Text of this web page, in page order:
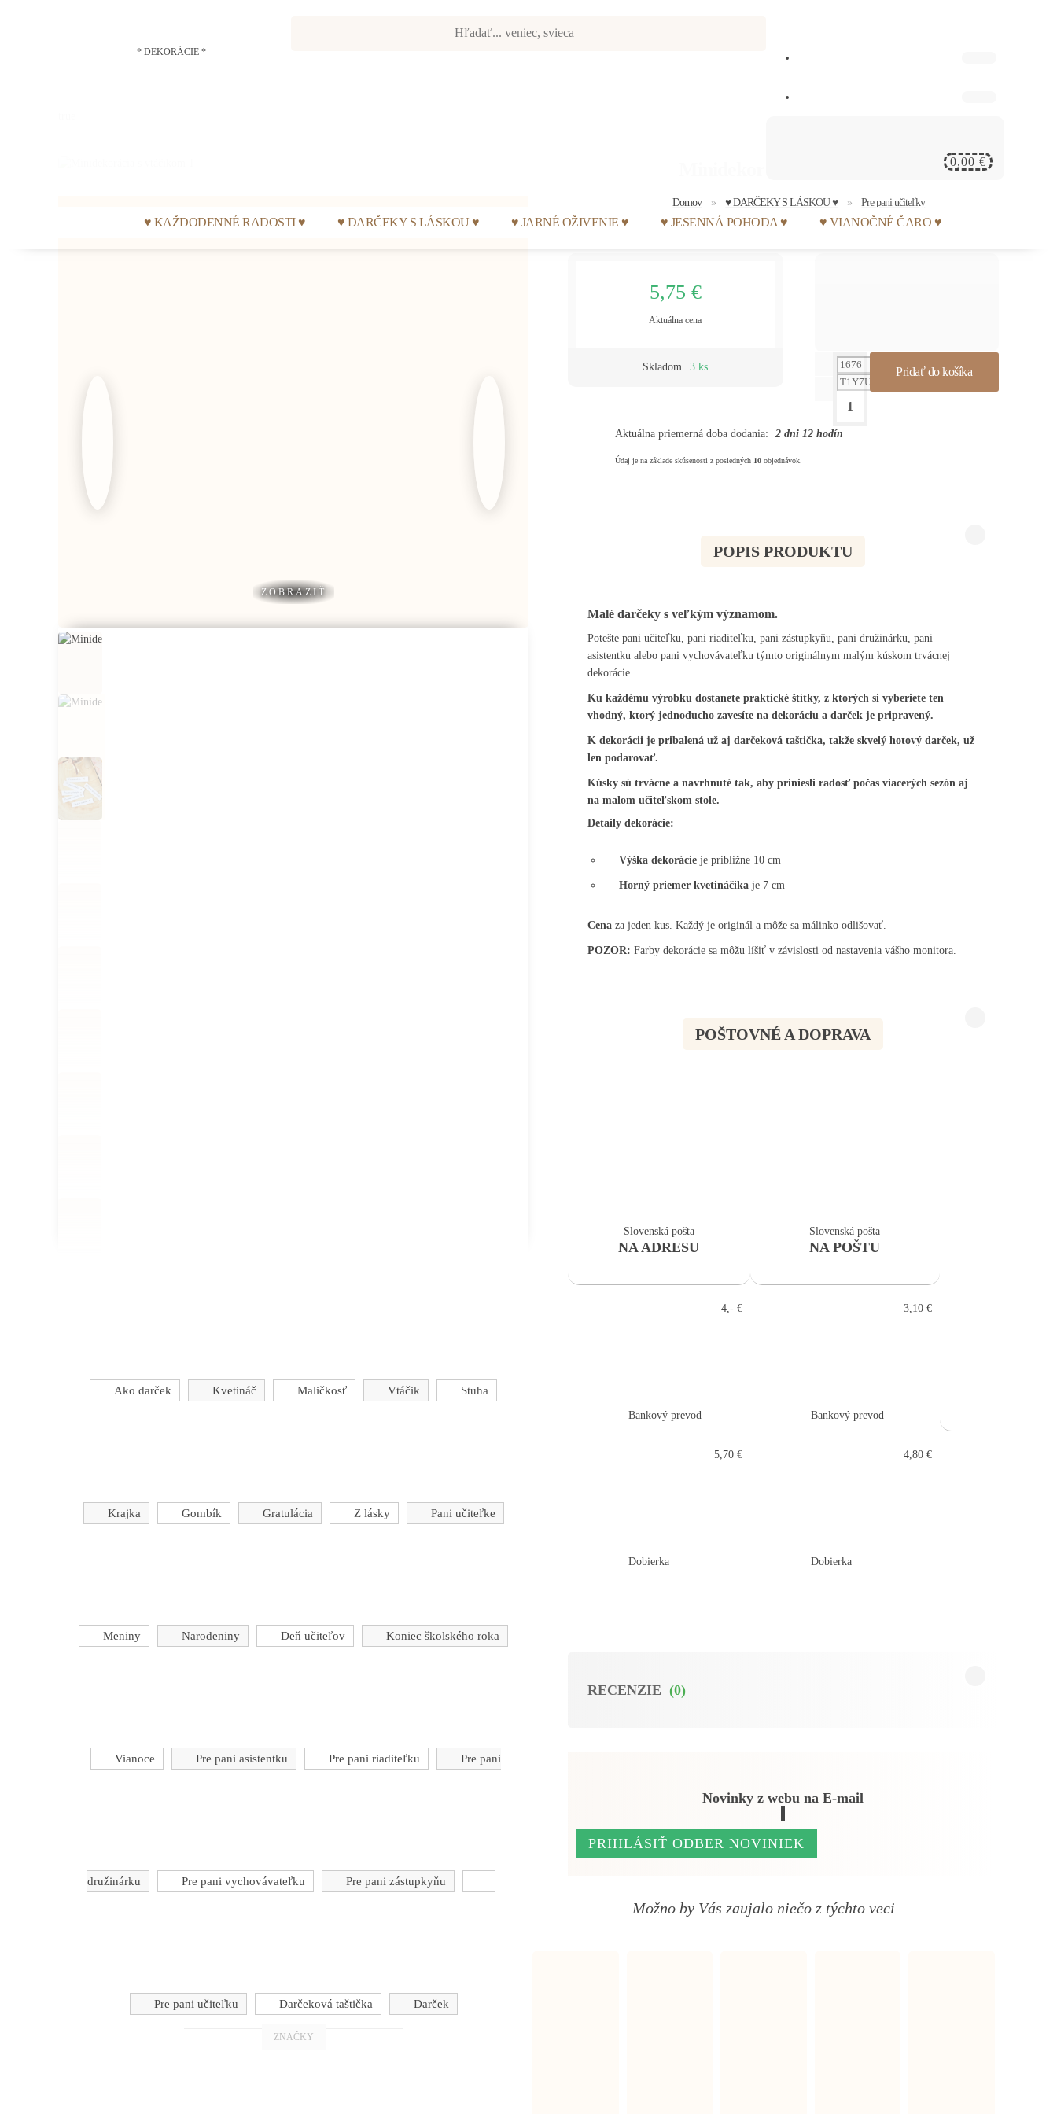
* DEKORÁCIE *
0,00 €
♥ KAŽDODENNÉ RADOSTI ♥ ♥ DARČEKY S LÁSKOU ♥ ♥ JARNÉ OŽIVENIE ♥ ♥ JESENNÁ POHODA ♥ ♥ VIANOČNÉ ČARO ♥
ZOBRAZIŤ
Ako darček Kvetináč Maličkosť Vtáčik Stuha
Krajka Gombík Gratulácia Z lásky Pani učiteľke
Meniny Narodeniny Deň učiteľov Koniec školského roka
Vianoce Pre pani asistentku Pre pani riaditeľku Pre pani
družinárku Pre pani vychovávateľku Pre pani zástupkyňu
Pre pani učiteľku Darčeková taštička Darček
ZNAČKY
Domov ♥ DARČEKY S LÁSKOU ♥ Pre pani učiteľky
5,75 €
Aktuálna cena
Skladom 3 ks Pridať do košíka
Aktuálna priemerná doba dodania: 2 dni 12 hodín
Údaj je na základe skúsenosti z posledných 10 objednávok.
POPIS PRODUKTU
Malé darčeky s veľkým významom.
Potešte pani učiteľku, pani riaditeľku, pani zástupkyňu, pani družinárku, pani
asistentku alebo pani vychovávateľku týmto originálnym malým kúskom trvácnej
dekorácie.
Ku každému výrobku dostanete praktické štítky, z ktorých si vyberiete ten
vhodný, ktorý jednoducho zavesíte na dekoráciu a darček je pripravený.
K dekorácii je pribalená už aj darčeková taštička, takže skvelý hotový darček, už
len podarovať.
Kúsky sú trvácne a navrhnuté tak, aby priniesli radosť počas viacerých sezón aj
na malom učiteľskom stole.
Detaily dekorácie:
Výška dekorácie je približne 10 cm
Horný priemer kvetináčika je 7 cm
Cena za jeden kus. Každý je originál a môže sa málinko odlišovať.
POZOR: Farby dekorácie sa môžu líšiť v závislosti od nastavenia vášho monitora.
POŠTOVNÉ A DOPRAVA
Slovenská pošta
NA ADRESU
Bankový prevod
4,- €
Dobierka
5,70 €
Slovenská pošta
NA POŠTU
Bankový prevod
3,10 €
Dobierka
4,80 €
RECENZIE (0)
Novinky z webu na E-mail
PRIHLÁSIŤ ODBER NOVINIEK
Možno by Vás zaujalo niečo z týchto veci